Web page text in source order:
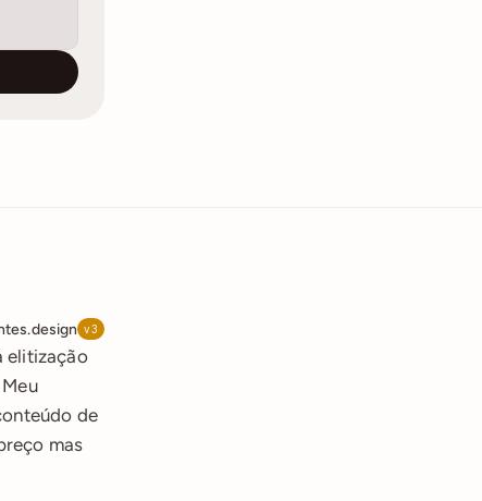
v3
elitização
de
mas